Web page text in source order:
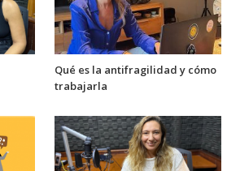
Qué es la antifragilidad y cómo
trabajarla